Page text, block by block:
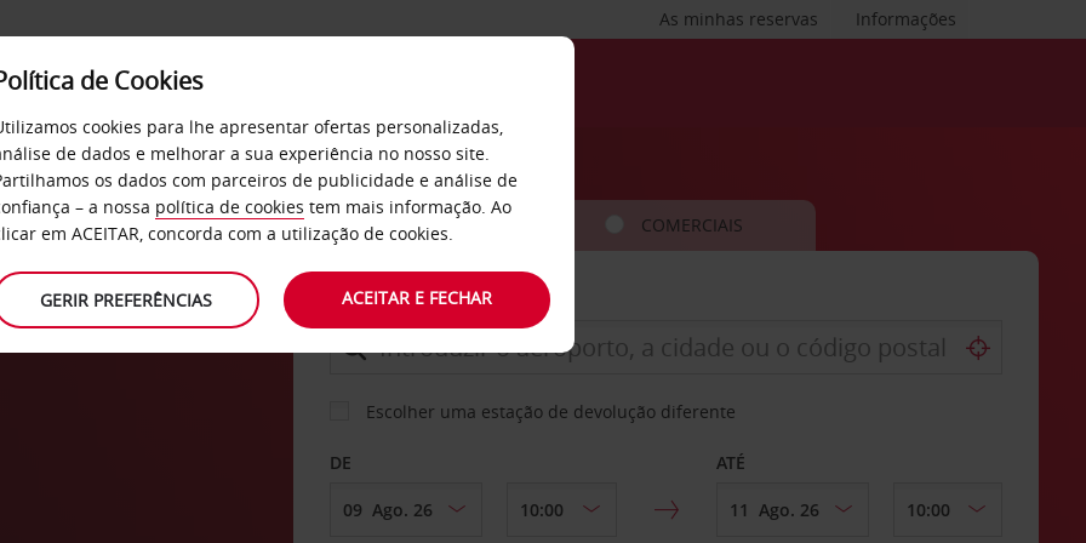
Informações
As minhas reservas
SERVIÇOS EMPRESAS
CARRO COMERCIAIS
LEVANTAR EM
Escolher uma estação de devolução diferente
DE ATÉ
de Cookies
cookies para lhe apresentar ofertas personalizadas,
de dados e melhorar a sua experiência no nosso site.
os dados com parceiros de publicidade e análise de
– a nossa política de cookies tem mais informação. Ao
em ACEITAR, concorda com a utilização de cookies.
GERIR PREFERÊNCIAS ACEITAR E FECHAR